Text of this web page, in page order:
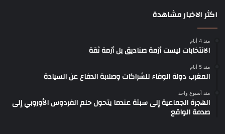
اكثر الاخبار مشاهدة
منذ 4 أيام
الانتخابات ليست أزمة صناديق بل أزمة ثقة
منذ 5 أيام
المغرب دولة الوفاء للشراكات وصلابة الدفاع عن السيادة
منذ أسبوع واحد
الهجرة الجماعية إلى سبتة عندما يتحول حلم الفردوس الأوروبي إلى
صدمة الواقع